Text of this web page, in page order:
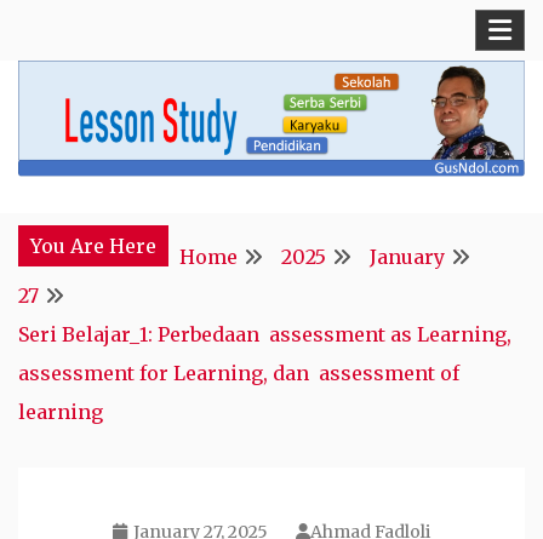
content
GusNdol
You Are Here
Home 2025
January
27
Seri Belajar_1: Perbedaan assessment as Learning,
assessment for Learning, dan assessment of
learning
January 27, 2025 Ahmad Fadloli